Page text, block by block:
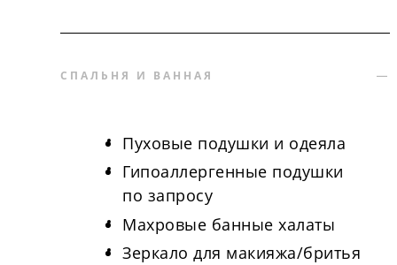
СПАЛЬНЯ И ВАННАЯ
Пуховые подушки и одеяла
Гипоаллергенные подушки
по запросу
Махровые банные халаты
Зеркало для макияжа/бритья